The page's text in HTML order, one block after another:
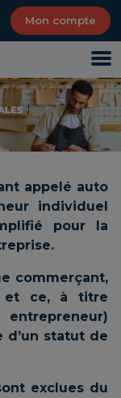
Mon compte
appelé auto
individuel
pour la
commerçant,
et ce, à titre
d’un statut de
exclues du